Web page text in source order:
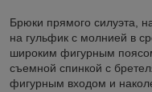
Брюки прямого силуэта,
на гульфик с молнией в
широким фигурным
съемной спинкой с
фигурным входом и